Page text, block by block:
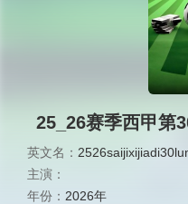
25_26赛季西甲第
英文名：
主演：
年份： 2026年